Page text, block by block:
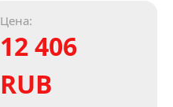
Цена:
12 406
RUB